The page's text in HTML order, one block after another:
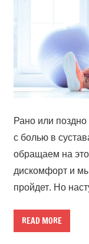
Рано или поздно
с болью в
обращаем на
дискомфорт и
пройдет. Но
READ MORE